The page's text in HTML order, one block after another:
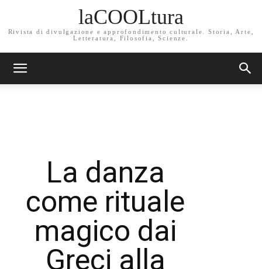
laCOOLtura
Rivista di divulgazione e approfondimento culturale. Storia, Arte,
Letteratura, Filosofia, Scienze.
La danza
come rituale
magico dai
Greci alla